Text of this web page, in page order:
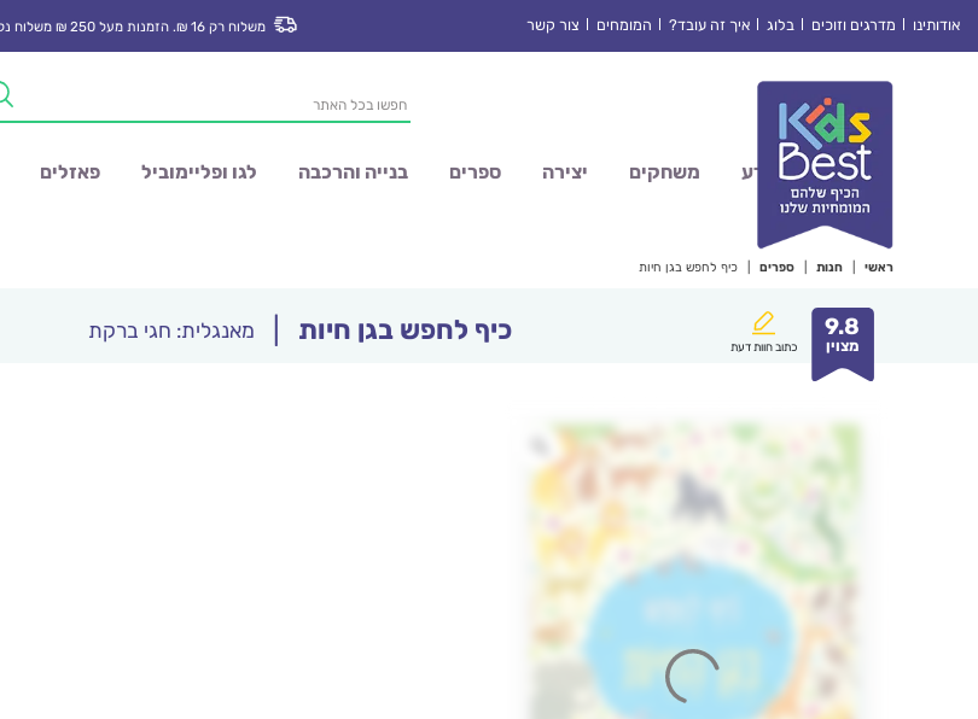
אודותינו מדרגים וזוכים בלוג איך זה עובד? המומחים צור קשר משלוח רק 16 ₪. הזמנות מעל 250 ₪ משלוח נק’ איסוף חינם
Products
search
מדע משחקים יצירה ספרים בנייה והרכבה לגו ופליימוביל פאזלים
ראשי חנות ספרים כיף לחפש בגן חיות
9.8
מצוין כתוב חוות דעת כיף לחפש בגן חיות מאנגלית: חגי ברקת